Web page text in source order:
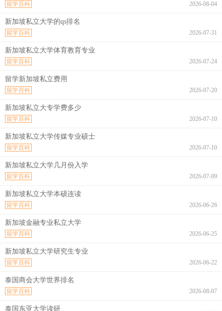
2026-08-04
留学百科
新加坡私立大学的qs排名
2026-07-31
留学百科
新加坡私立大学体育教育专业
2026-07-24
留学百科
留学新加坡私立费用
2026-07-20
留学百科
新加坡私立大专学费多少
2026-07-10
留学百科
新加坡私立大学传媒专业硕士
2026-07-10
留学百科
新加坡私立大学几月份入学
2026-07-09
留学百科
新加坡私立大学本硕连读
2026-06-26
留学百科
新加坡金融专业私立大学
2026-06-25
留学百科
新加坡私立大学研究生专业
2026-06-22
留学百科
泰国商会大学世界排名
2026-08-07
留学百科
泰国东亚大学读研